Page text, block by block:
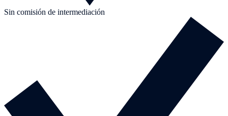
Sin comisión de intermediación